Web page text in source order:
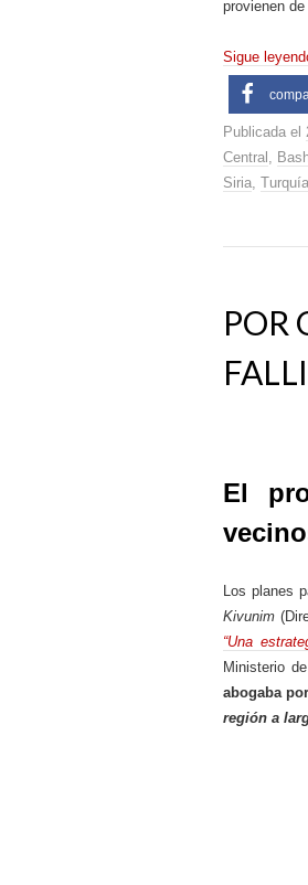
provienen
Sigue
Publicada el
Central ,
Siria, Turquía
POR
El
Los planes
Kivunim
“Una
Ministerio
abogaba
región a